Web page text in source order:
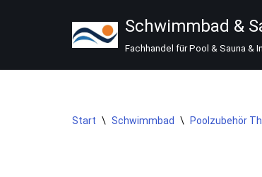
springen
Schwimmbad &
Fachhandel für Pool & Sauna &
Start \ Schwimmbad \ Poolzubehör